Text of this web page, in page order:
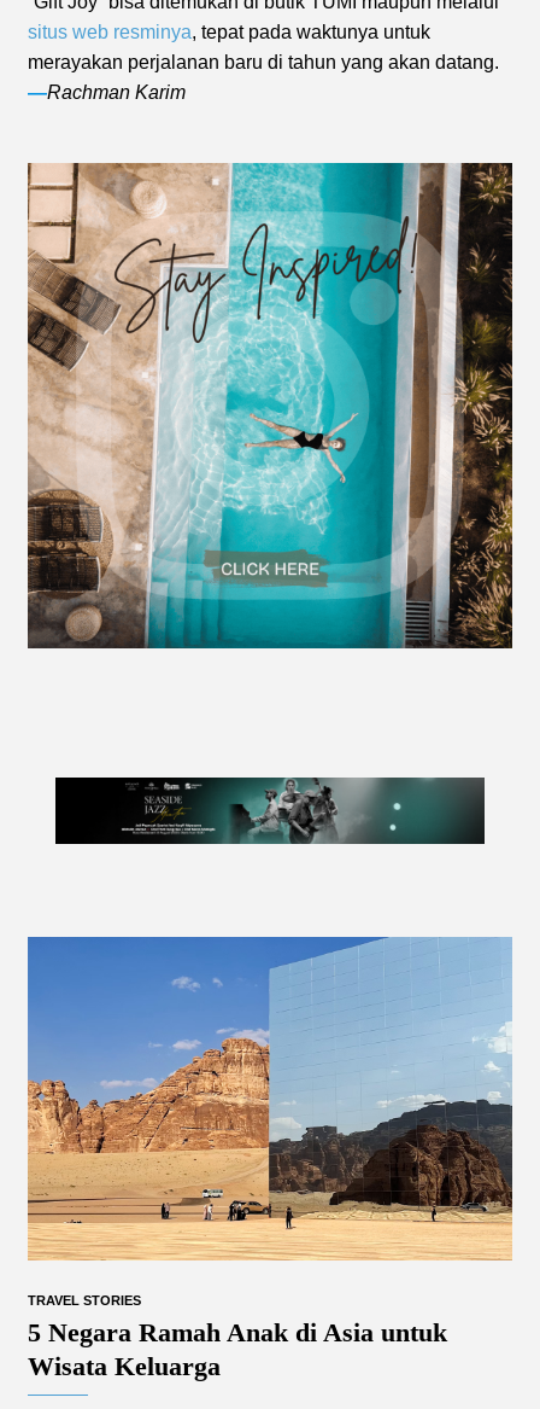
situs web resminya, tepat pada waktunya untuk
merayakan perjalanan baru di tahun yang akan datang.
—Rachman Karim
TRAVEL STORIES
5 Negara Ramah Anak di Asia untuk
Wisata Keluarga